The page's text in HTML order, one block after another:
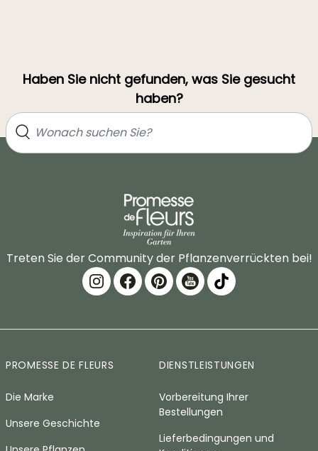
Haben Sie nicht gefunden, was Sie gesucht
haben?
Treten Sie der Community der Pflanzenverrückten bei!
PROMESSE DE FLEURS
Die Marke
Unsere Geschichte
DIENSTLEISTUNGEN
Vorbereitung Ihrer
Bestellungen
Lieferbedingungen und